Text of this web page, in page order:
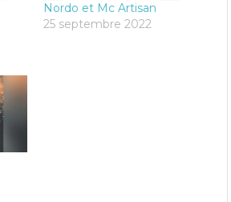
Nordo et Mc Artisan
25 septembre 2022